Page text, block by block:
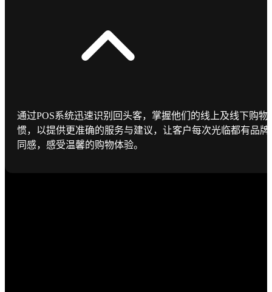
通过POS系统迅速识别回头客，掌握他们的线上及线下购物
惯，以提供更准确的服务与建议，让客户每次光临都有品牌
同感，感受温馨的购物体验。